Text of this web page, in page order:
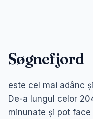
Søgnefjord
este cel mai adânc
De-a lungul celor
minunate și pot